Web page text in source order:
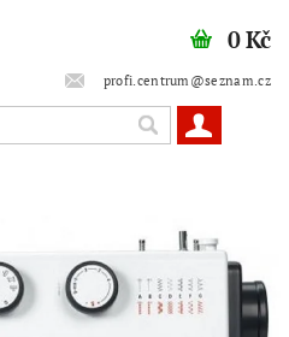
profi.centrum@seznam.cz
0 Kč